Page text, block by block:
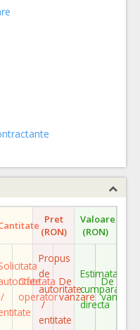
Pret
(RON)
Valoare
(RON)
/
Ofertata
operator
Propus
de
autoritate
/
entitate
De
vanzare
Estimata
cumparare
directa
De
vanzare